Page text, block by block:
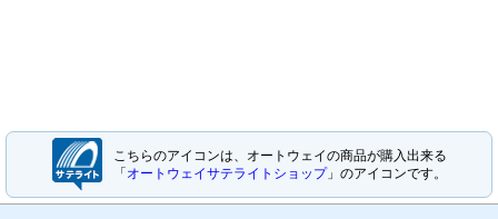
こちらのアイコンは、オートウェイの商品が購入出来る
「 オートウェイサテライトショップ」のアイコンです。